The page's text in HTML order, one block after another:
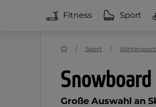
Fitness Sport
Große Auswahl an
Sport Wintersport